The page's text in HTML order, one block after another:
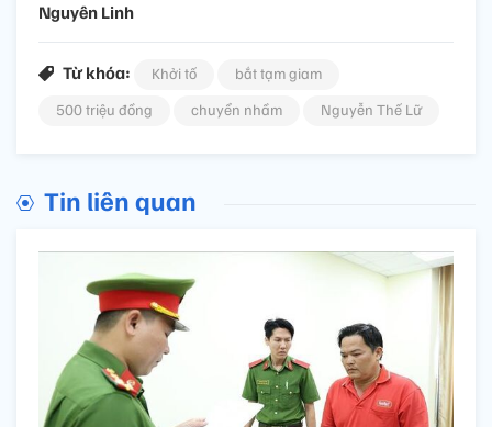
Nguyên Linh
Từ khóa: Khởi tố
bắt tạm giam
500 triệu đồng
chuyển nhầm Nguyễn Thế Lữ
Tin liên quan